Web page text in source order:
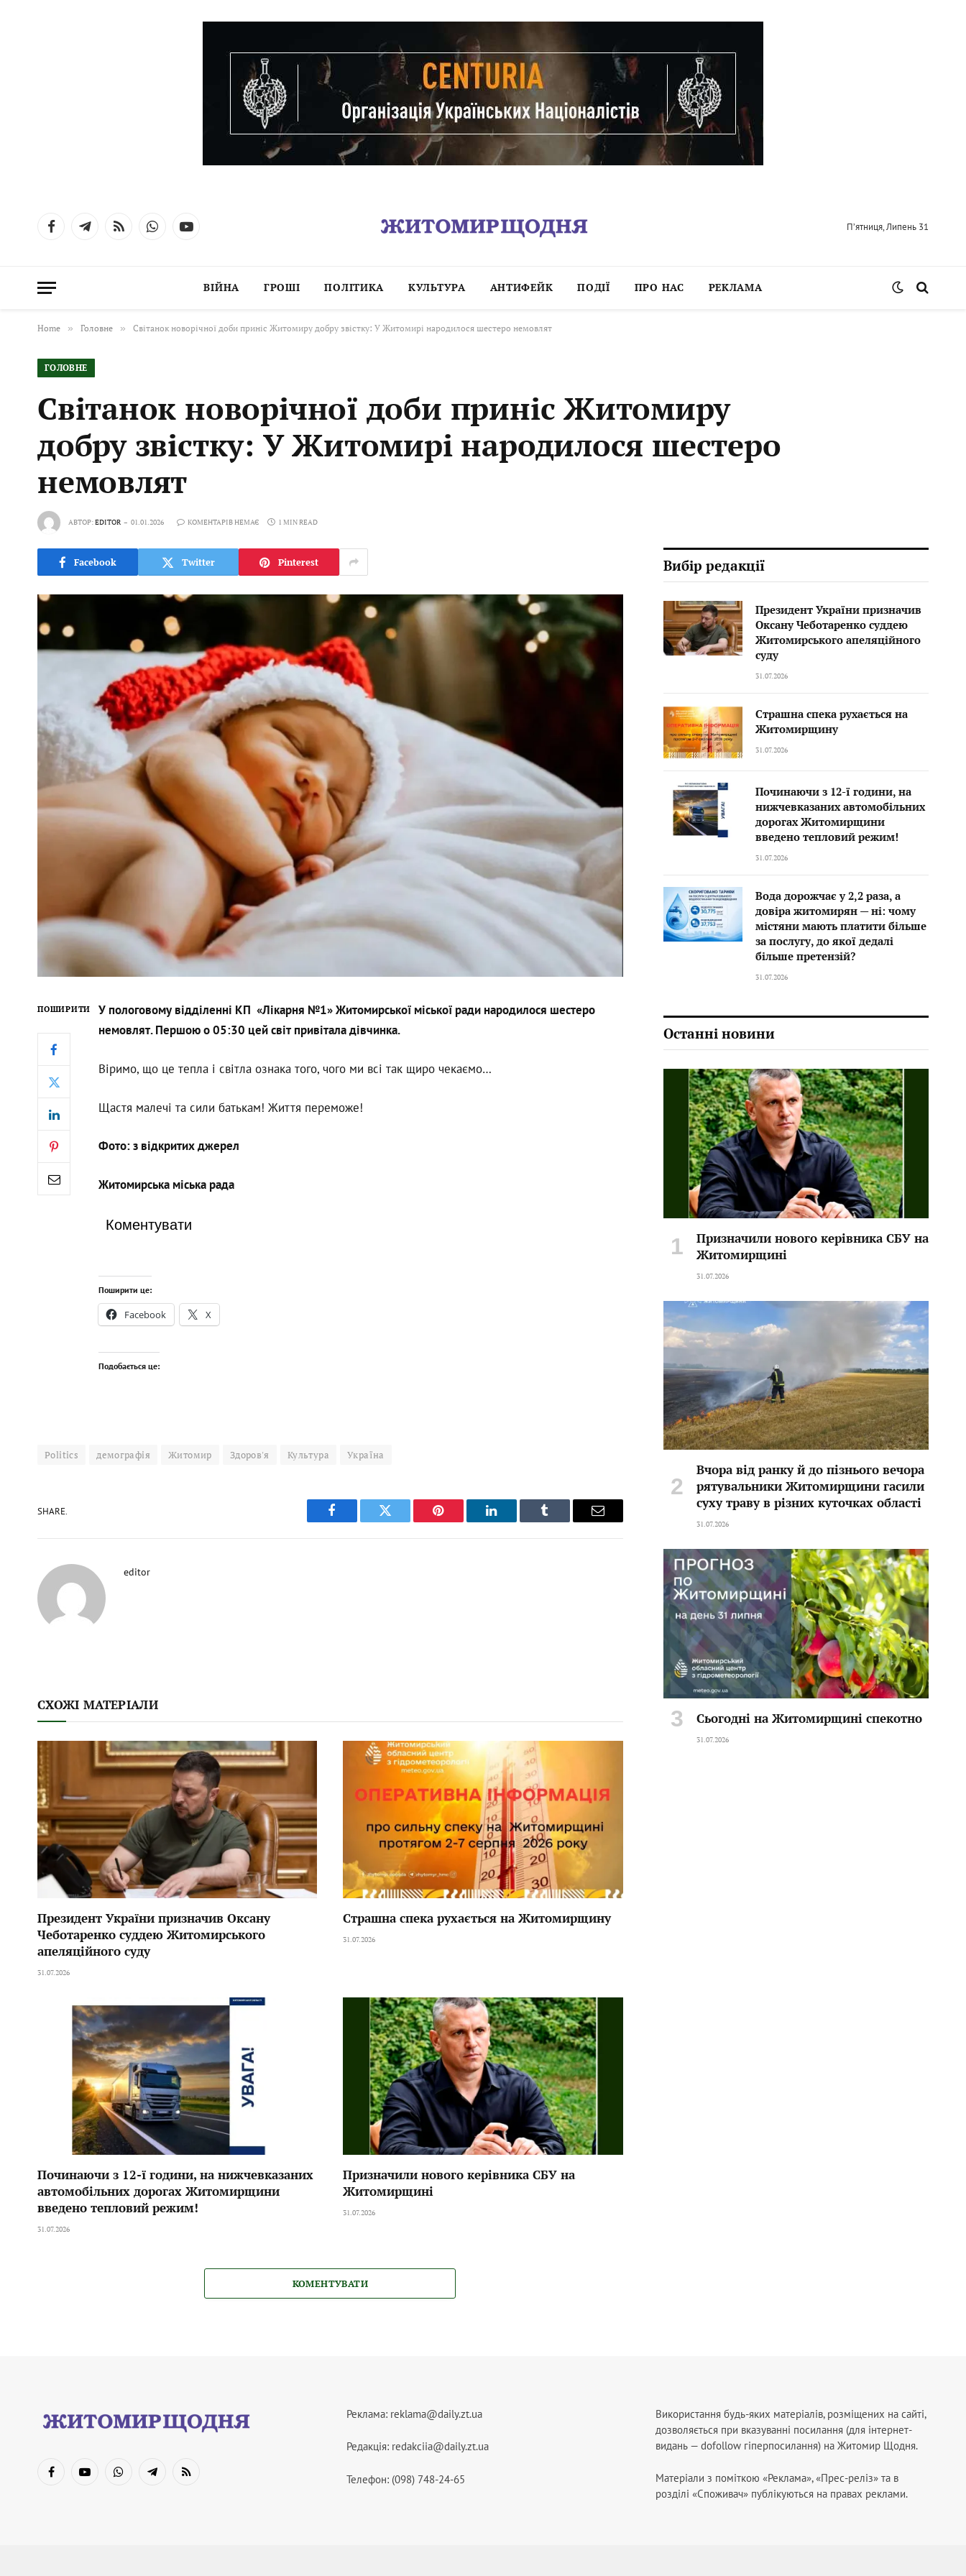
FacebookTelegramRSS WhatsAppYouTube П’ятниця, Липень 31
ВІЙНА ГРОШІ ПОЛІТИКА КУЛЬТУРА АНТИФЕЙК ПОДІЇ ПРО НАС РЕКЛАМА
Home » Головне » Світанок новорічної доби приніс Житомиру добру звістку: У Житомирі народилося шестеро немовлят
ГОЛОВНЕ
Світанок новорічної доби приніс Житомиру
добру звістку: У Житомирі народилося шестеро
немовлят
АВТОР:EDITOR 01.01.2026 КОМЕНТАРІВ НЕМАЄ 1 MIN READ
Facebook Twitter Pinterest
ПОШИРИТИ
У пологовому відділенні КП «Лікарня №1» Житомирської міської ради народилося шестеро
немовлят. Першою о 05:30 цей світ привітала дівчинка.
Віримо, що це тепла і світла ознака того, чого ми всі так щиро чекаємо…
Щастя малечі та сили батькам! Життя переможе!
Фото: з відкритих джерел
Житомирська міська рада
Коментувати
Поширити це:
Facebook X
Подобається це:
Politics демографія Житомир Здоров'я Культура Україна
SHARE.
Facebook Twitter Pinterest LinkedIn Tumblr Email
editor
СХОЖІ МАТЕРІАЛИ
Президент України призначив Оксану
Чеботаренко суддею Житомирського
апеляційного суду
31.07.2026
Страшна спека рухається на Житомирщину
31.07.2026
Починаючи з 12-ї години, на нижчевказаних
автомобільних дорогах Житомирщини
введено тепловий режим!
31.07.2026
Призначили нового керівника СБУ на
Житомирщині
31.07.2026
КОМЕНТУВАТИ
Вибір редакції
Президент України призначив
Оксану Чеботаренко суддею
Житомирського апеляційного
суду
31.07.2026
Страшна спека рухається на
Житомирщину
31.07.2026
Починаючи з 12-ї години, на
нижчевказаних автомобільних
дорогах Житомирщини
введено тепловий режим!
31.07.2026
Вода дорожчає у 2,2 раза, а
довіра житомирян — ні: чому
містяни мають платити більше
за послугу, до якої дедалі
більше претензій?
31.07.2026
Останні новини
Призначили нового керівника СБУ на
Житомирщині
31.07.2026
Вчора від ранку й до пізнього вечора
рятувальники Житомирщини гасили
суху траву в різних куточках області
31.07.2026
Сьогодні на Житомирщині спекотно
31.07.2026
FacebookYouTubeWhatsAppTelegramRSS
Реклама: reklama@daily.zt.ua
Редакція: redakciia@daily.zt.ua
Телефон: (098) 748-24-65
Використання будь-яких матеріалів, розміщених на сайті,
дозволяється при вказуванні посилання (для інтернет-
видань — dofollow гіперпосилання) на Житомир Щодня.
Матеріали з поміткою «Реклама», «Прес-реліз» та в
розділі «Споживач» публікуються на правах реклами.